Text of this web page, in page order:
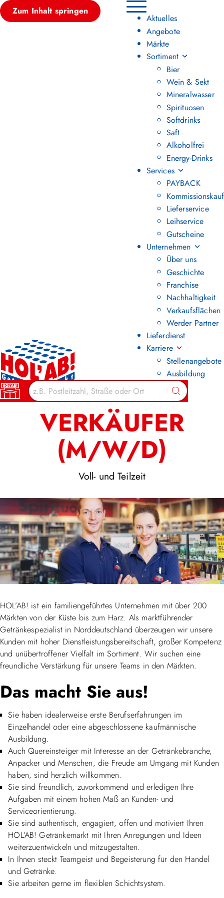
Zum Inhalt springen
Hauptmenü umschalten
Aktuelles
Angebote
Märkte
Sortiment
Bier
Wein & Sekt
Mineralwasser
Spirituosen
Softdrinks
Saft
Alkoholfrei
Energy-Drinks
Services
PAYBACK
Kommissionskauf
Lieferservice
Leihservice
Gutscheine
Unternehmen
Über uns
Geschichte
Franchise
Nachhaltigkeit
Verkaufsflächen
Werder Partner
Lieferdienst
Karriere
Stellenangebote
Ausbildung
Suchen
Zurück zur Übersicht
VERKÄUFER
(M/W/D)
Voll- und Teilzeit
HOL’AB! ist ein familiengeführtes Unternehmen mit über 200
Märkten von der Küste bis zum Harz. Als marktführender
Getränkespezialist in Norddeutschland überzeugen wir unsere
Kunden mit hoher Dienstleistungsbereitschaft, großer Kompetenz
und unübertroffener Vielfalt im Sortiment. Wir suchen eine
freundliche Verstärkung für unsere Teams in den Märkten.
Das macht Sie aus!
Sie haben idealerweise erste Berufserfahrungen im
Einzelhandel oder eine abgeschlossene kaufmännische
Ausbildung.
Auch Quereinsteiger mit Interesse an der Getränkebranche,
Anpacker und Menschen, die Freude am Umgang mit Kunden
haben, sind herzlich willkommen.
Sie sind freundlich, zuvorkommend und erledigen Ihre
Aufgaben mit einem hohen Maß an Kunden- und
Serviceorientierung.
Sie sind authentisch, engagiert, offen und motiviert Ihren
HOL’AB! Getränkemarkt mit Ihren Anregungen und Ideen
weiterzuentwickeln und mitzugestalten.
In Ihnen steckt Teamgeist und Begeisterung für den Handel
und Getränke.
Sie arbeiten gerne im flexiblen Schichtsystem.